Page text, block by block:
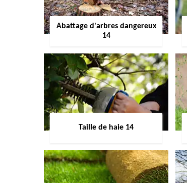
Abattage d'arbres dangereux
14
Taille de haie 14